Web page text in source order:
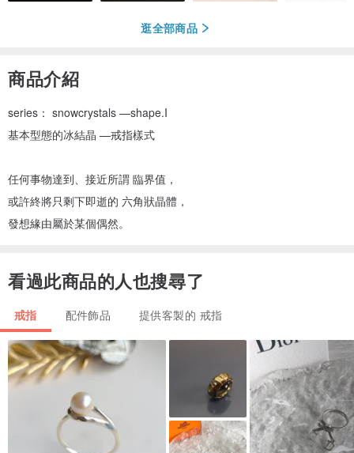
逛全部商品
商品介紹
series： snowcrystals —shape.I
基本型態的冰結晶 —戒指樣式
任何事物達到、接近所謂 臨界值，
或許終將只剩下即逝的 六角狀晶體，
發想緣由屬於某個偶然。
看過此商品的人也搜尋了
戒指 配件飾品 提供客製的 戒指